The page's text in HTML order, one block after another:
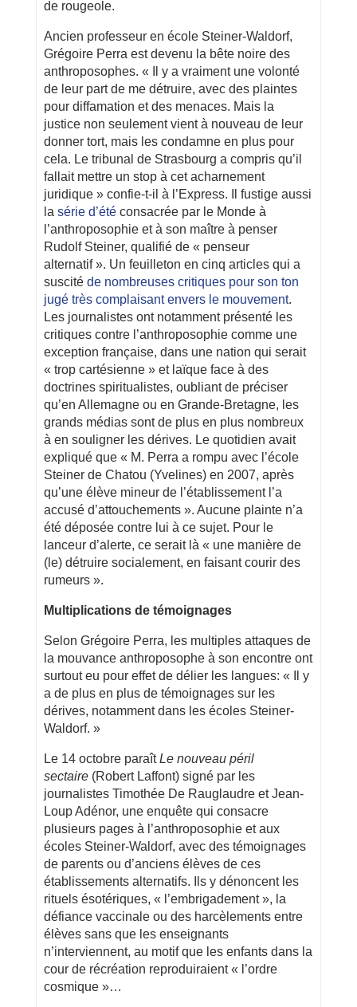
de rougeole.
Ancien professeur en école Steiner-Waldorf,
Grégoire Perra est devenu la bête noire des
anthroposophes. « Il y a vraiment une volonté
de leur part de me détruire, avec des plaintes
pour diffamation et des menaces. Mais la
justice non seulement vient à nouveau de leur
donner tort, mais les condamne en plus pour
cela. Le tribunal de Strasbourg a compris qu’il
fallait mettre un stop à cet acharnement
juridique » confie-t-il à l’Express. Il fustige aussi
lasérie d’été consacrée par le Monde à
l’anthroposophie et à son maître à penser
Rudolf Steiner, qualifié de « penseur
alternatif ». Un feuilleton en cinq articles qui a
suscitéde nombreuses critiques pour son ton
jugé très complaisant envers le mouvement.
Les journalistes ont notamment présenté les
critiques contre l’anthroposophie comme une
exception française, dans une nation qui serait
« trop cartésienne » et laïque face à des
doctrines spiritualistes, oubliant de préciser
qu’en Allemagne ou en Grande-Bretagne, les
grands médias sont de plus en plus nombreux
à en souligner les dérives. Le quotidien avait
expliqué que « M. Perra a rompu avec l’école
Steiner de Chatou (Yvelines) en 2007, après
qu’une élève mineur de l’établissement l’a
accusé d’attouchements ». Aucune plainte n’a
été déposée contre lui à ce sujet. Pour le
lanceur d’alerte, ce serait là « une manière de
(le) détruire socialement, en faisant courir des
rumeurs ».
Multiplications de témoignages
Selon Grégoire Perra, les multiples attaques de
la mouvance anthroposophe à son encontre ont
surtout eu pour effet de délier les langues: « Il y
a de plus en plus de témoignages sur les
dérives, notamment dans les écoles Steiner-
Waldorf. »
Le 14 octobre paraîtLe nouveau péril
sectaire (Robert Laffont) signé par les
journalistes Timothée De Rauglaudre et Jean-
Loup Adénor, une enquête qui consacre
plusieurs pages à l’anthroposophie et aux
écoles Steiner-Waldorf, avec des témoignages
de parents ou d’anciens élèves de ces
établissements alternatifs. Ils y dénoncent les
rituels ésotériques, « l’embrigadement », la
défiance vaccinale ou des harcèlements entre
élèves sans que les enseignants
n’interviennent, au motif que les enfants dans la
cour de récréation reproduiraient « l’ordre
cosmique »…